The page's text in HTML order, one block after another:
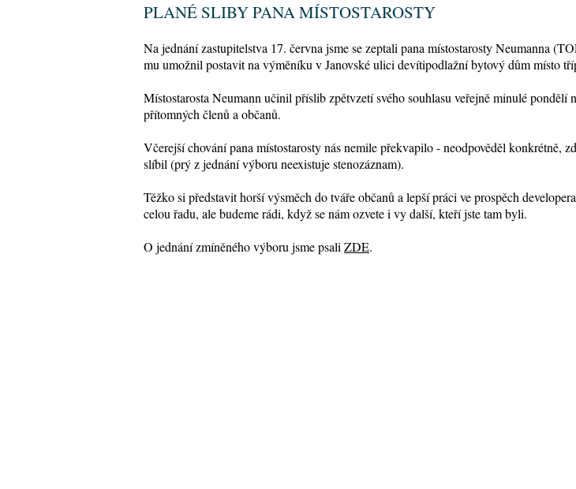
PLANÉ SLIBY PANA MÍSTOSTAROSTY
Na jednání zastupitelstva 17. června jsme se zeptali pana místostarosty Neumanna
mu umožnil postavit na výměníku v Janovské ulici devítipodlažní bytový dům místo
Místostarosta Neumann učinil příslib zpětvzetí svého souhlasu veřejně minulé
přítomných členů a občanů.
Včerejší chování pana místostarosty nás nemile překvapilo - neodpověděl konkrétně,
slíbil (prý z jednání výboru neexistuje stenozáznam).
Těžko si představit horší výsměch do tváře občanů a lepší práci ve prospěch
celou řadu, ale budeme rádi, když se nám ozvete i vy další, kteří jste tam byli.
O jednání zmíněného výboru jsme psali ZDE.